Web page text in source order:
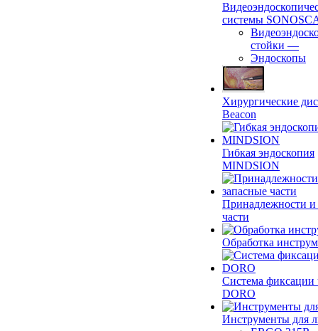
системы
стойки —
Эндоскопы
Хирургические
Beacon
Гибкая эндоскопия
MINDSION
Принадлежности и
части
Обработка
Система фиксации
DORO
Инструменты для